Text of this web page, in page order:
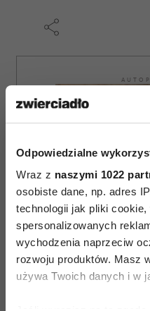
Odpowiedzialne
Wraz z naszymi 1022
osobiste dane, np. adres
technologii jak pliki
spersonalizowanych
wychodzenia naprzeciw
rozwoju produktów. Masz
używa Twoich danych i w